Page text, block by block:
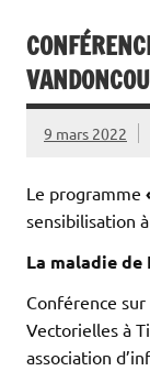
9 mars 2022
Le programme
sensibilisation
La maladie de
Conférence
Vectorielles à
association